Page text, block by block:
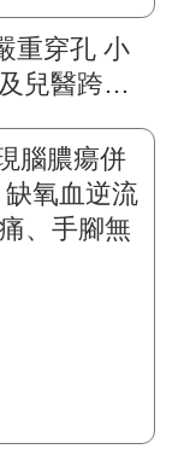
重穿孔 小
兒醫跨科